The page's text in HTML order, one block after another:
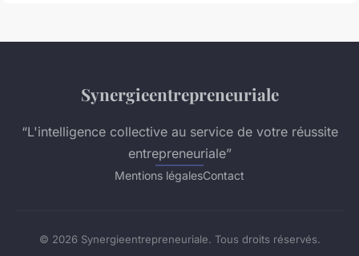
Synergieentrepreneuriale
“L'intelligence collective au service de votre réussite
entrepreneuriale”
Mentions légalesContact
© 2026 Synergieentrepreneuriale. Tous droits réservés.